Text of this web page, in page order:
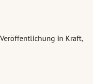
in Kraft,